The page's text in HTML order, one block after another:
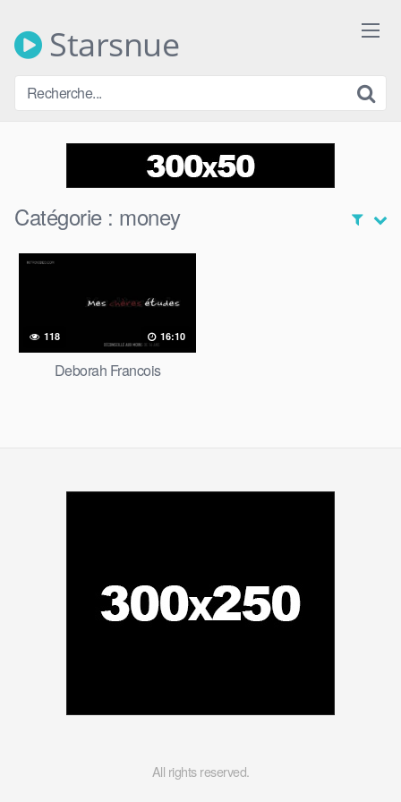
contentStarsnue
Catégorie : money
118 16:10
Deborah Francois
All rights reserved.